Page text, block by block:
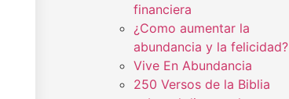
financiera
¿Como aumentar la
abundancia y la felicidad?
Vive En Abundancia
250 Versos de la Biblia